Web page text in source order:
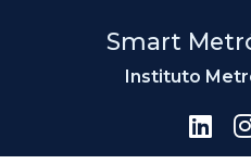
Smart
Instituto